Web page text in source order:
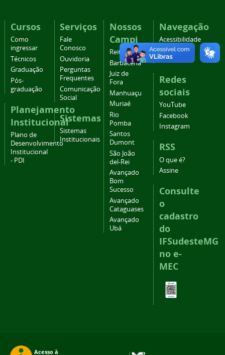
Cursos
Como
ingressar
Técnicos
Graduação
Pós-
graduação
Planejamento
Institucional
Plano de
Desenvolvimento
Institucional
- PDI
Serviços
Fale
Conosco
Ouvidoria
Perguntas
Frequentes
Comunicação
Social
Sistemas
Sistemas
Institucionais
Nossos
Campi
Reitoria
Barbacena
Juiz de
Fora
Manhuaçu
Muriaé
Rio
Pomba
Santos
Dumont
São João
del-Rei
Avançado
Bom
Sucesso
Avançado
Cataguases
Avançado
Ubá
Navegação
Acessibilidade
Mapa do
site
Redes
sociais
YouTube
Facebook
Instagram
RSS
O que é?
Assine
Consulte
o
cadastro
do
IFSudesteMG
no e-
MEC